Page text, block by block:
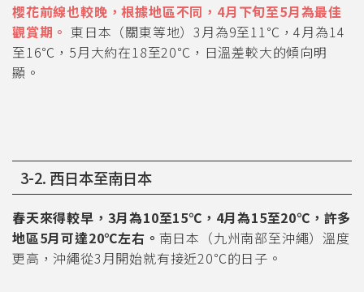
櫻花前線也較晚，根據地區不同，4月下旬至5月為最佳
觀賞期。 東日本（關東等地）3月為9至11℃，4月為14
至16℃，5月大約在18至20℃，日溫差較大的傾向明
顯。
3-2. 西日本至南日本
春天來得較早，3月為10至15℃，4月為15至20℃，許多
地區5月可達20℃左右。 南日本（九州南部至沖繩）溫度
更高，沖繩從3月開始就有接近20℃的日子。